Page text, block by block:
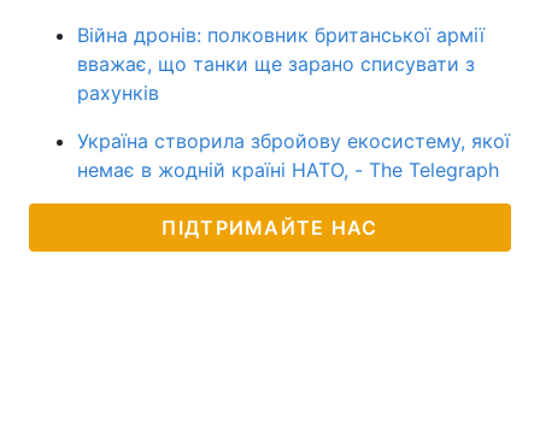
Війна дронів: полковник британської армії
вважає, що танки ще зарано списувати з
рахунків
Україна створила збройову екосистему, якої
немає в жодній країні НАТО, - The Telegraph
ПІДТРИМАЙТЕ НАС